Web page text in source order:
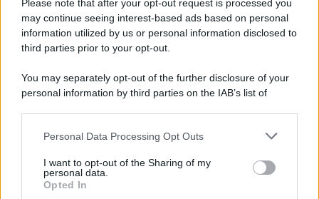
Please note that after your opt-out request is processed you
may continue seeing interest-based ads based on personal
information utilized by us or personal information disclosed to
third parties prior to your opt-out.
You may separately opt-out of the further disclosure of your
personal information by third parties on the IAB’s list of
This information may also be disclosed by us to third parties
disclose it to other third parties.
Please note that this website/app uses one or more Google
Personal Data Processing Opt Outs
I want to opt-out of the Sharing of my
personal data.
Opted In
Circa il 20% riguarda l'abbigliamento. Sempre più successo per i
capi di seconda mano e per l'abbigliamento sportivo. Ad attrarre i
consumatori è anche il gorpcore, la tendenza ad abbinare
Il caso /
Trump ha quasi esaurito l'arsenale Usa, ma il
tycoon smentisce
La banca /Caso Mps: i pm milanesi ora vogliono vederci